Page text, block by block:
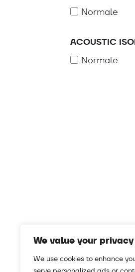
We value your privacy
We use cookies to enhance
Normale
ACOUSTIC
Normale